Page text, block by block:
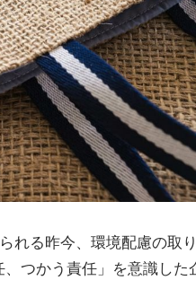
る昨今、環境配慮の取
つかう責任」を意識し